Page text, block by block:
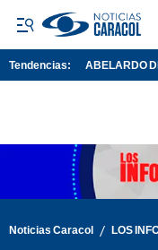
Tendencias: ABELARDO
Noticias Caracol / LOS